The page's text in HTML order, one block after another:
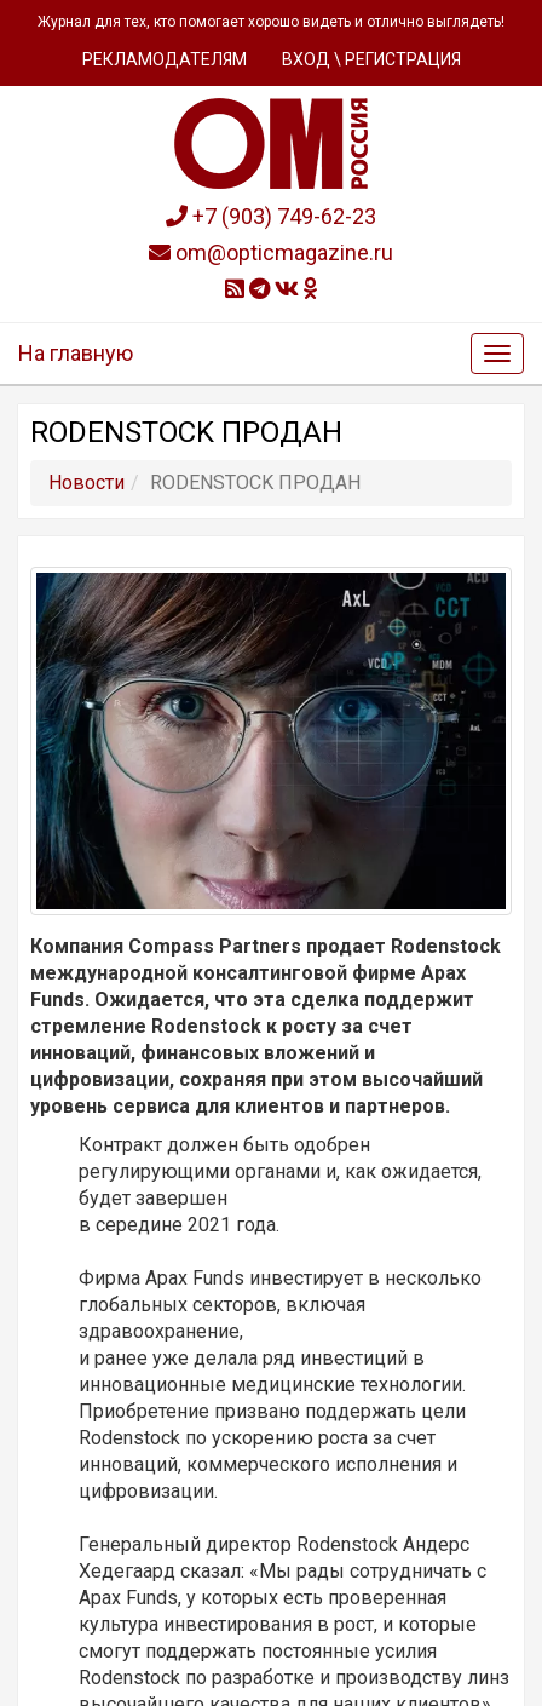
Журнал для тех, кто помогает хорошо видеть и отлично выглядеть!
РЕКЛАМОДАТЕЛЯМ ВХОД \ РЕГИСТРАЦИЯ
+7 (903) 749-62-23
om@opticmagazine.ru
На главную
RODENSTOCK ПРОДАН
Новости RODENSTOCK ПРОДАН
Компания Compass Partners продает Rodenstock
международной консалтинговой фирме Apax
Funds. Ожидается, что эта сделка поддержит
стремление Rodenstock к росту за счет
инноваций, финансовых вложений и
цифровизации, сохраняя при этом высочайший
уровень сервиса для клиентов и партнеров.
Контракт должен быть одобрен
регулирующими органами и, как ожидается,
будет завершен
в середине 2021 года.
Фирма Apax Funds инвестирует в несколько
глобальных секторов, включая
здравоохранение,
и ранее уже делала ряд инвестиций в
инновационные медицинские технологии.
Приобретение призвано поддержать цели
Rodenstock по ускорению роста за счет
инноваций, коммерческого исполнения и
цифровизации.
Генеральный директор Rodenstock Андерс
Хедегаард сказал: «Мы рады сотрудничать с
Apax Funds, у которых есть проверенная
культура инвестирования в рост, и которые
смогут поддержать постоянные усилия
Rodenstock по разработке и производству линз